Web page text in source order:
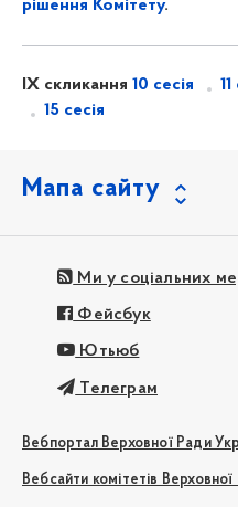
рішення Комітету.
IX скликання 10 сесія 11
15 сесія
Мапа сайту
Ми у соціальних
Фейсбук
Ютьюб
Телеграм
Вебпортал Верховної Ради
Вебсайти комітетів